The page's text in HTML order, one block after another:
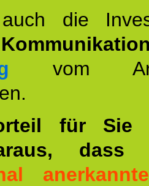
die
vom
für Sie